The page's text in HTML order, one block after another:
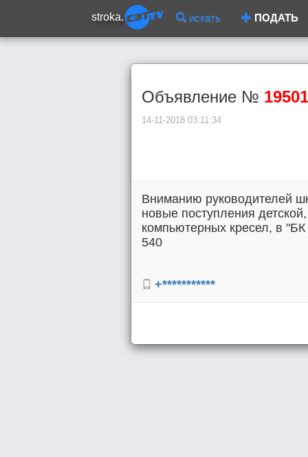
stroka. искать ПОДАТЬ
Объявление № 19501
14-11-2018 03:11:34
Вниманию руководителей
новые поступления
компьютерных кресел, в
540
+***********